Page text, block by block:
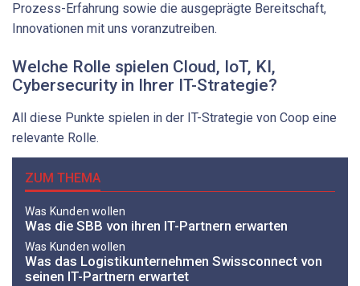
Prozess-Erfahrung sowie die ausgeprägte Bereitschaft,
Innovationen mit uns voranzutreiben.
Welche Rolle spielen Cloud, IoT, KI,
Cybersecurity in Ihrer IT-Strategie?
All diese Punkte spielen in der IT-Strategie von Coop eine
relevante Rolle.
ZUM THEMA
Was Kunden wollen
Was die SBB von ihren IT-Partnern erwarten
Was Kunden wollen
Was das Logistikunternehmen Swissconnect von
seinen IT-Partnern erwartet